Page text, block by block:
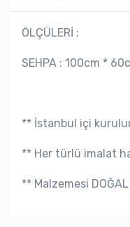
ÖLÇÜLERİ :
SEHPA : 100cm *
** İstanbul içi
** Her türlü imalat
** Malzemesi